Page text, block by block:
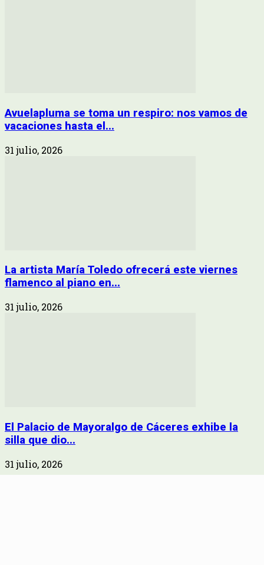
Avuelapluma se toma un respiro: nos vamos de
vacaciones hasta el...
31 julio, 2026
La artista María Toledo ofrecerá este viernes
flamenco al piano en...
31 julio, 2026
El Palacio de Mayoralgo de Cáceres exhibe la
silla que dio...
31 julio, 2026